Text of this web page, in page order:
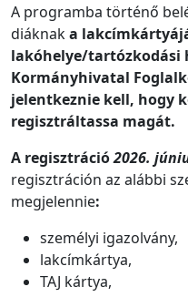
A programba történő
diáknaka
lakóhelye/tartózkodási
Kormányhivatal
jelentkeznie kell, hogy
regisztráltassa magát.
A regisztráció2026.
regisztráción az alábbi
megjelennie:
személyi igazolvány,
lakcímkártya,
TAJ kártya,